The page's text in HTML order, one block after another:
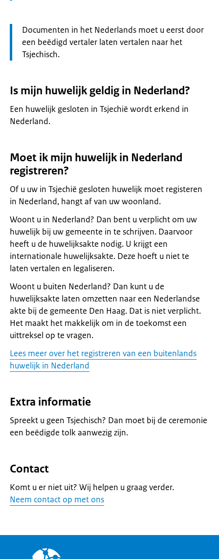
Let
op:
Documenten in het Nederlands moet u eerst door
een beëdigd vertaler laten vertalen naar het
Tsjechisch.
Is mijn huwelijk geldig in Nederland?
Een huwelijk gesloten in Tsjechië wordt erkend in
Nederland.
Moet ik mijn huwelijk in Nederland
registreren?
Of u uw in Tsjechië gesloten huwelijk moet registeren
in Nederland, hangt af van uw woonland.
Woont u in Nederland? Dan bent u verplicht om uw
huwelijk bij uw gemeente in te schrijven. Daarvoor
heeft u de huwelijksakte nodig. U krijgt een
internationale huwelijksakte. Deze hoeft u niet te
laten vertalen en legaliseren.
Woont u buiten Nederland? Dan kunt u de
huwelijksakte laten omzetten naar een Nederlandse
akte bij de gemeente Den Haag. Dat is niet verplicht.
Het maakt het makkelijk om in de toekomst een
uittreksel op te vragen.
Lees meer over het registreren van een buitenlands
huwelijk in Nederland
Extra informatie
Spreekt u geen Tsjechisch? Dan moet bij de ceremonie
een beëdigde tolk aanwezig zijn.
Contact
Komt u er niet uit? Wij helpen u graag verder.
Neem contact op met ons